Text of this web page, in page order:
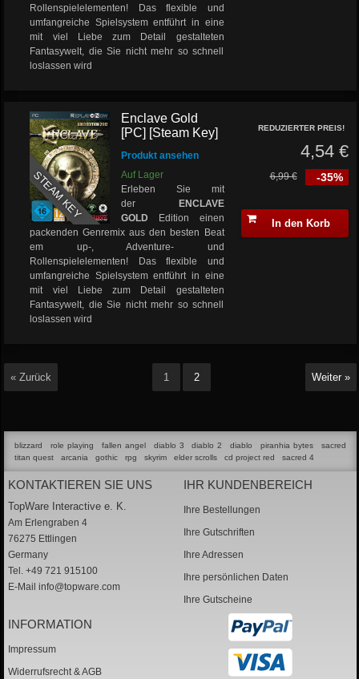
Rollenspielelementen! Das flexible und
umfangreiche Spielsystem entführt in eine
mit viel Liebe zum Detail gestalteten
Fantasywelt, die Sie nicht mehr so schnell
loslassen wird
STEAM KEY
Enclave Gold
[PC] [Steam Key]
Produkt ansehen
Auf Lager
Erleben Sie mit
der
ENCLAVE
GOLD
Edition einen
packenden Genremix aus den besten Beat
em up-, Adventure- und
Rollenspielelementen! Das flexible und
umfangreiche Spielsystem entführt in eine
mit viel Liebe zum Detail gestalteten
Fantasywelt, die Sie nicht mehr so schnell
loslassen wird
REDUZIERTER PREIS!
4,54 €
-35%
6,99 €
In den Korb
« Zurück 1 2 Weiter »
blizzard role playing fallen angel diablo 3 diablo 2 diablo piranhia bytes
sacred
titan quest
arcania gothic rpg skyrim elder scrolls cd project red sacred 4
KONTAKTIEREN SIE UNS
TopWare Interactive e. K.
Am Erlengraben 4
76275 Ettlingen
Germany
Tel. +49 721 915100
E-Mail info@topware.com
IHR KUNDENBEREICH
Ihre Bestellungen
Ihre Gutschriften
Ihre Adressen
Ihre persönlichen Daten
Ihre Gutscheine
INFORMATION
Impressum
Widerrufsrecht & AGB